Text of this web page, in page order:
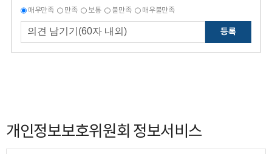
매우만족 만족 보통 불만족 매우불만족
등록
개인정보보호위원회 정보서비스